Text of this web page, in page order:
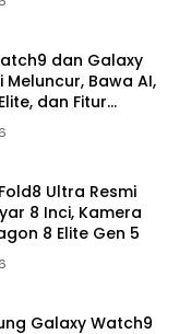
dan Galaxy
Bawa AI,
dan Fitur
Ultra Resmi
8 Inci, Kamera
8 Elite Gen 5
Galaxy Watch9